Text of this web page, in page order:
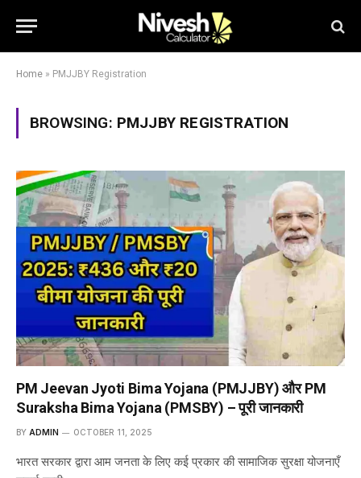
Home » PMJJBY Registration
BROWSING: PMJJBY REGISTRATION
PM Jeevan Jyoti Bima Yojana (PMJJBY) और PM
Suraksha Bima Yojana (PMSBY) – पूरी जानकारी
BY ADMIN OCTOBER 11, 2025
भारत सरकार द्वारा आम जनता के लिए कई प्रकार की सामाजिक सुरक्षा योजनाएँ